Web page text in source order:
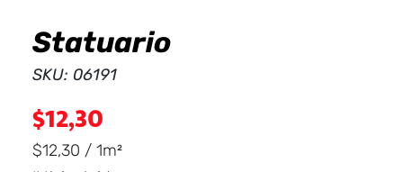
Statuario
SKU: 06191
$12,30
$12,30 / 1m²